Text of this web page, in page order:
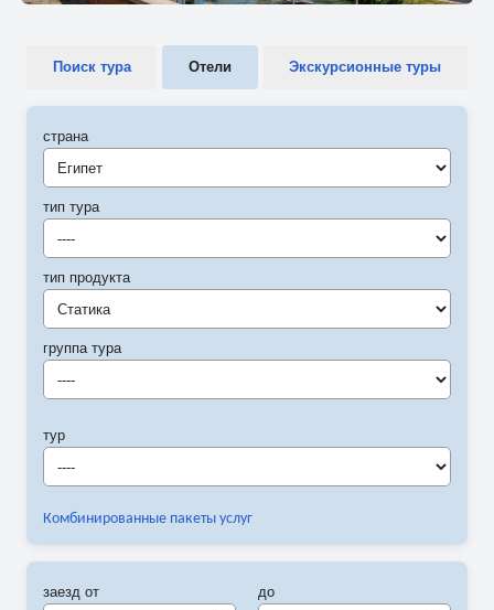
Поиск тура Отели Экскурсионные туры
страна
Египет
тип тура
----
тип продукта
Статика
группа тура
----
тур
----
Комбинированные пакеты услуг
заезд от до